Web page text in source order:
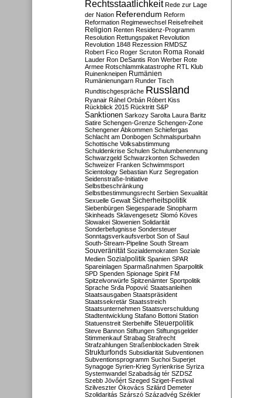
Rechtsstaatlichkeit Rede zur Lage
der Nation Referendum Reform
Reformation Regimewechsel Reisefreiheit
Religion Renten Residenz-Programm
Resolution Rettungspaket Revolution
Revolution 1848 Rezession RMDSZ
Robert Fico Roger Scruton Roma Ronald
Lauder Ron DeSantis Ron Werber Rote
Armee Rotschlammkatastrophe RTL Klub
Ruinenkneipen Rumänien
Rumänienungarn Runder Tisch
Rundtischgespräche Russland
Ryanair Ráhel Orbán Róbert Kiss
Rückblick 2015 Rücktritt S&P
Sanktionen Sarkozy Sarolta Laura Baritz
Satire Schengen-Grenze Schengen-Zone
Schengener Abkommen Schiefergas
Schlacht am Donbogen Schmalspurbahn
Schottische Volksabstimmung
Schuldenkrise Schulen Schulumbenennung
Schwarzgeld Schwarzkonten Schweden
Schweizer Franken Schwimmsport
Scientology Sebastian Kurz Segregation
Seidenstraße-Initiative
Selbstbeschränkung
Selbstbestimmungsrecht Serbien Sexualität
Sexuelle Gewalt Sicherheitspolitik
Siebenbürgen Siegesparade Sinopharm
Skinheads Sklavengesetz Slomó Köves
Slowakei Slowenien Solidarität
Sonderbefugnisse Sondersteuer
Sonntagsverkaufsverbot Son of Saul
South-Stream-Pipeline South Stream
Souveränität Sozialdemokraten Soziale
Medien Sozialpolitik Spanien SPAR
Spareinlagen Sparmaßnahmen Sparpolitik
SPD Spenden Spionage Spirit FM
Spitzelvorwürfe Spitzenämter Sportpolitik
Sprache Srđa Popović Staatsanleihen
Staatsausgaben Staatspräsident
Staatssekretär Staatsstreich
Staatsunternehmen Staatsverschuldung
Stadtentwicklung Stafano Bottoni Station
Statuenstreit Sterbehilfe Steuerpolitik
Steve Bannon Stiftungen Stiftungsgelder
Stimmenkauf Strabag Strafrecht
Strafzahlungen Straßenblockaden Streik
Strukturfonds Subsidiarität Subventionen
Subventionsprogramm Suchoi Superjet
Synagoge Syrien-Krieg Syrienkrise Syriza
Systemwandel Szabadság tér SZDSZ
Szebb Jövőért Szeged Sziget-Festival
Szilveszter Ókovács Szilárd Demeter
Szolidaritás Szárszó Századvég Székler